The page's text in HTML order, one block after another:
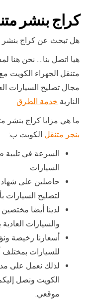
كراج بنشر
هل تبحث عن كراج بنشر
هيا اتصل بنا…. نحن هنا
متنقل الجهراء
مجال تصليح السيارات
النارية خدمة الطرق
ما هي مزايا كراج بنشر
بنجر متنقل الكويت ب:
السرعة في تلبية
السيارات
حاصلين على
لتصليح
لدينا أيضا
والسيارات
أسعارنا رخيصة
للسيارات بمختلف
لذلك نعمل على
الكويت ونصل
موقعي.